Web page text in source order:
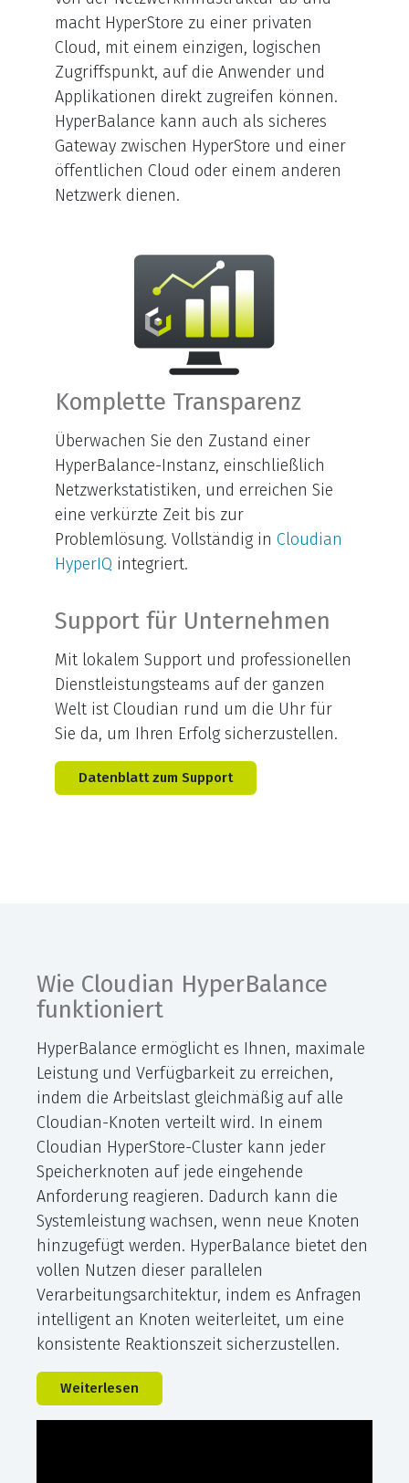
macht HyperStore zu einer privaten
Cloud, mit einem einzigen, logischen
Zugriffspunkt, auf die Anwender und
Applikationen direkt zugreifen können.
HyperBalance kann auch als sicheres
Gateway zwischen HyperStore und einer
öffentlichen Cloud oder einem anderen
Netzwerk dienen.
Komplette Transparenz
Überwachen Sie den Zustand einer
HyperBalance-Instanz, einschließlich
Netzwerkstatistiken, und erreichen Sie
eine verkürzte Zeit bis zur
Problemlösung. Vollständig in Cloudian
HyperIQ integriert.
Support für Unternehmen
Mit lokalem Support und professionellen
Dienstleistungsteams auf der ganzen
Welt ist Cloudian rund um die Uhr für
Sie da, um Ihren Erfolg sicherzustellen.
Datenblatt zum Support
Wie Cloudian HyperBalance
funktioniert
HyperBalance ermöglicht es Ihnen, maximale
Leistung und Verfügbarkeit zu erreichen,
indem die Arbeitslast gleichmäßig auf alle
Cloudian-Knoten verteilt wird. In einem
Cloudian HyperStore-Cluster kann jeder
Speicherknoten auf jede eingehende
Anforderung reagieren. Dadurch kann die
Systemleistung wachsen, wenn neue Knoten
hinzugefügt werden. HyperBalance bietet den
vollen Nutzen dieser parallelen
Verarbeitungsarchitektur, indem es Anfragen
intelligent an Knoten weiterleitet, um eine
konsistente Reaktionszeit sicherzustellen.
Weiterlesen